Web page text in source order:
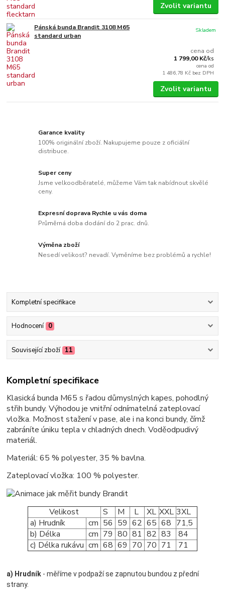
Zvolit variantu
Pánská bunda Brandit 3108 M65
standard urban
cena od
1 799,00 Kč/ks
cena od
1 486,78 Kč bez DPH
Skladem
Zvolit variantu
Garance kvality
100% originální zboží. Nakupujeme pouze z oficiální
distribuce.
Super ceny
Jsme velkoodběratelé, můžeme Vám tak nabídnout skvělé
ceny.
Expresní doprava Rychle u vás doma
Průměrná doba dodání do 2 prac. dnů.
Výměna zboží
Nesedí velikost? nevadí. Vyměníme bez problémů a rychle!
Kompletní specifikace
Hodnocení 0
Související zboží 11
Kompletní specifikace
Klasická bunda M65 s řadou důmyslných kapes, pohodlný
střih bundy. Výhodou je vnitřní odnímatelná zateplovací
vložka. Možnost stažení v pase, ale i na konci bundy, čímž
zabráníte úniku tepla v chladných dnech. Voděodpudivý
materiál.
Materiál: 65 % polyester, 35 % bavlna.
Zateplovací vložka: 100 % polyester.
Velikost S M L XL XXL 3XL
a) Hrudník
cm 56 59 62 65 68 71,5
b) Délka
cm 79 80 81 82 83
84
c) Délka rukávu cm 68 69 70 70 71 71
a) Hrudník - měříme v podpaží se zapnutou bundou z přední
strany.